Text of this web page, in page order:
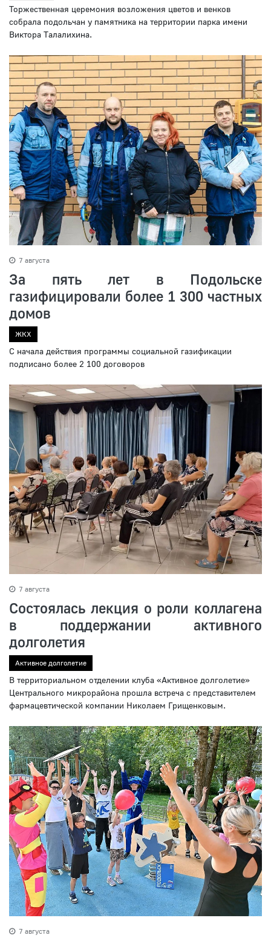
Торжественная церемония возложения цветов и венков
собрала подольчан у памятника на территории парка имени
Виктора Талалихина.
7 августа
За пять лет в Подольске
газифицировали более 1 300 частных
домов
ЖКХ
С начала действия программы социальной газификации
подписано более 2 100 договоров
7 августа
Состоялась лекция о роли коллагена
в поддержании активного
долголетия
Активное долголетие
В территориальном отделении клуба «Активное долголетие»
Центрального микрорайона прошла встреча с представителем
фармацевтической компании Николаем Грищенковым.
7 августа